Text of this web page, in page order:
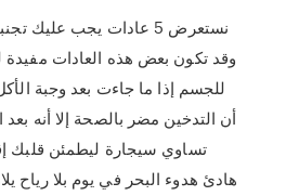
نستعرض 5 عادات يجب عليك
وقد تكون بعض هذه العادات مفيدة
أن التدخين مضر بالصحة إلا أنه
تساوي سيجارة ليطمئن قلبك
هادئ هدوء البحر في يوم بلا رياح